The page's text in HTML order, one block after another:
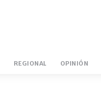
REGIONAL OPINIÓN